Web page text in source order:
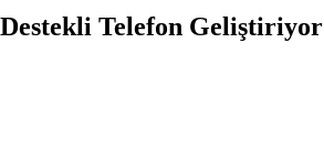
Telefon Geliştiriyor